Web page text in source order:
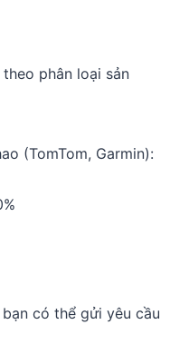
phân loại sản
(TomTom, Garmin):
có thể gửi yêu cầu